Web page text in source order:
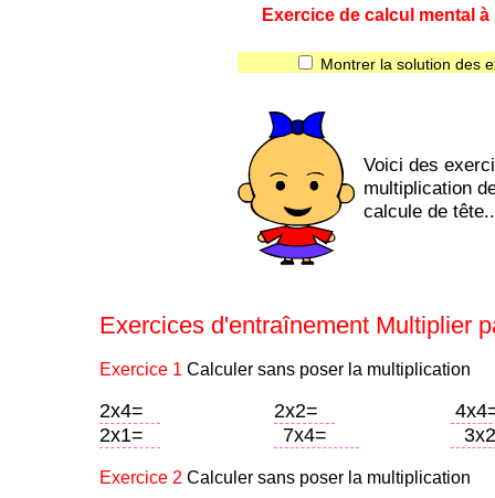
Exercice de calcul mental
Montrer la solution des
Voici des
multiplication
calcule de
Exercices d'entraînement Multiplier
Exercice 1 Calculer sans poser la multiplication
2x4= 2x2=
2x1=
7x4=
Exercice 2 Calculer sans poser la multiplication